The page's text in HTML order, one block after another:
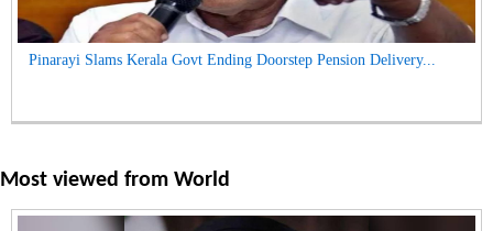
Pinarayi Slams Kerala Govt Ending Doorstep Pension Delivery...
Most viewed from World